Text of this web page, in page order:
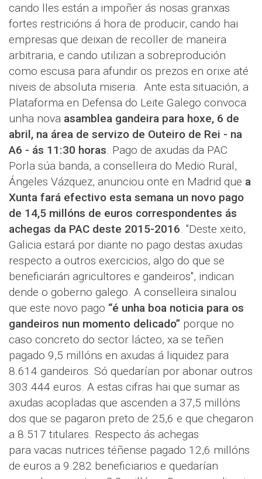
cando lles están a impoñer ás nosas granxas
fortes restricións á hora de producir, cando hai
empresas que deixan de recoller de maneira
arbitraria, e cando utilizan a sobreprodución
como escusa para afundir os prezos en orixe até
niveis de absoluta miseria. Ante esta situación, a
Plataforma en Defensa do Leite Galego convoca
unha nova asamblea gandeira para hoxe, 6 de
abril, na área de servizo de Outeiro de Rei - na
A6 - ás 11:30 horas. Pago de axudas da PAC
Porla súa banda, a conselleira do Medio Rural,
Ángeles Vázquez, anunciou onte en Madrid que a
Xunta fará efectivo esta semana un novo pago
de 14,5 millóns de euros correspondentes ás
achegas da PAC deste 2015-2016. "Deste xeito,
Galicia estará por diante no pago destas axudas
respecto a outros exercicios, algo do que se
beneficiarán agricultores e gandeiros", indican
dende o goberno galego. A conselleira sinalou
que este novo pago “é unha boa noticia para os
gandeiros nun momento delicado” porque no
caso concreto do sector lácteo, xa se teñen
pagado 9,5 millóns en axudas á liquidez para
8.614 gandeiros. Só quedarían por abonar outros
303.444 euros. A estas cifras hai que sumar as
axudas acopladas que ascenden a 37,5 millóns
dos que se pagaron preto de 25,6 e que chegaron
a 8.517 titulares. Respecto ás achegas
para vacas nutrices téñense pagado 12,6 millóns
de euros a 9.282 beneficiarios e quedarían